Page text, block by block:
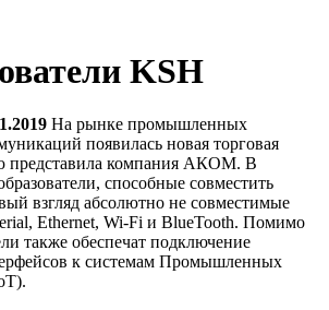
KSH
На рынке промышленных
появилась новая торговая
представила компания АКОМ. В
способные совместить
взгляд абсолютно не совместимые
Ethernet, Wi-Fi и BlueTooth. Помимо
также обеспечат подключение
к системам Промышленных